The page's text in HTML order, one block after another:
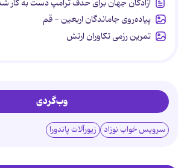
پیاده‌روی جاماندگان اربعین - قم
تمرین رزمی تکاوران ارتش
وب‌گردی
سرویس خواب نوزاد زیورآلات پاندورا